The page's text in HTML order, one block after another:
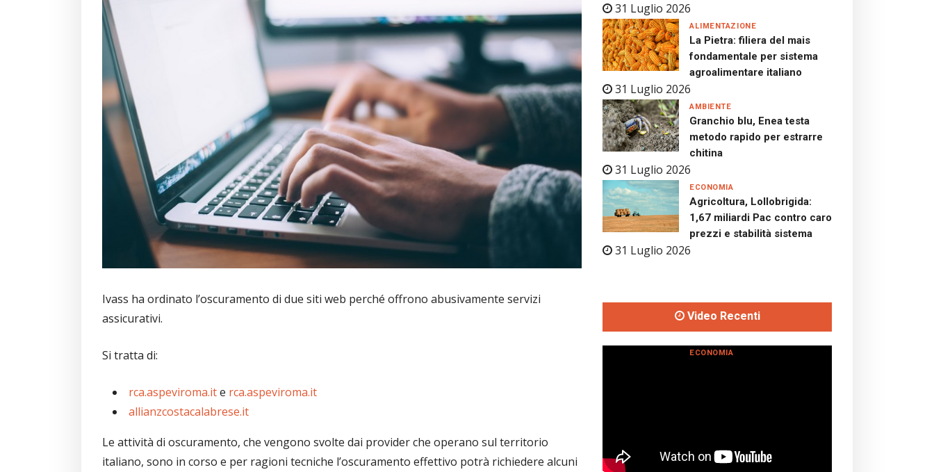
Ivass ha ordinato l’oscuramento di due siti web perché offrono abusivamente servizi
assicurativi.
Si tratta di:
rca.aspeviroma.ite rca.aspeviroma.it
allianzcostacalabrese.it
Le attività di oscuramento, che vengono svolte dai provider che operano sul territorio
italiano, sono in corso e per ragioni tecniche l’oscuramento effettivo potrà richiedere alcuni
31 Luglio 2026
La Pietra: filiera del mais
fondamentale per sistema
agroalimentare italiano
31 Luglio 2026
ALIMENTAZIONE
Granchio blu, Enea testa
metodo rapido per estrarre
chitina
31 Luglio 2026
AMBIENTE
Agricoltura, Lollobrigida:
1,67 miliardi Pac contro caro
prezzi e stabilità sistema
31 Luglio 2026
ECONOMIA
Video Recenti
ECONOMIA